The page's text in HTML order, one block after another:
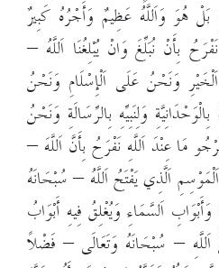
هُوَ وَاَللَّهُ عَظِيمٌ وَأَجْرُهُ كَبِيرٌ
بِأَنْ نُبَلِّغَ وَانْ يُبْلِغُنَا اَللَّهُ –
وَنَحْنُ عَلَى اَلْإِسْلَامِ وَنَحْنُ
وَلِنَبِيِّهِ بِالرِّسَالَةِ وَنَحْنُ
مَا عِنْدَ اَللَّهِ نَفْرَحُ بِأَنَّ اَللَّهَ –
اَلَّذِي يَفْتَحُ اَللَّهُ – سُبْحَانَهُ
اَلسَّمَاءِ وَيُغْلِقُ فِيهِ أَبْوَابُ
– سُبْحَانَهُ وَتَعَالَى – فَضْلاً